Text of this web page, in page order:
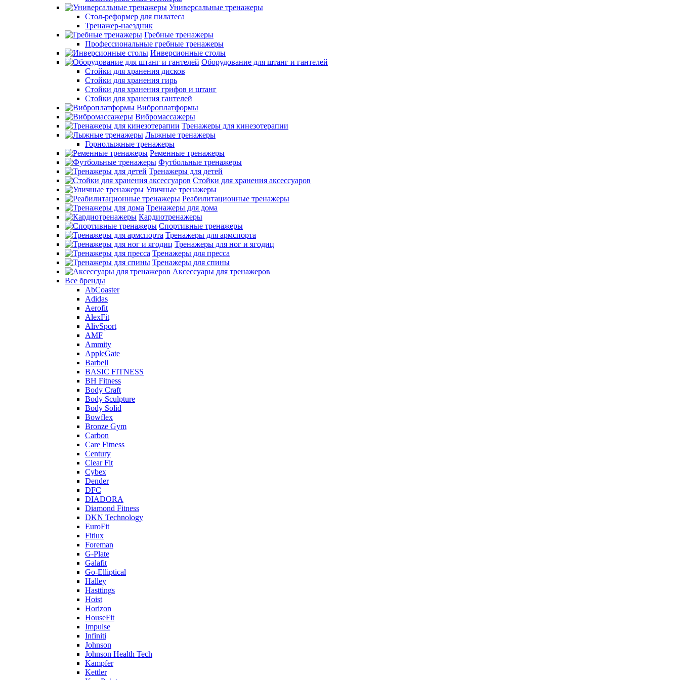
Универсальные тренажеры
Стол-реформер для пилатеса
Тренажер-наездник
Гребные тренажеры
Профессиональные гребные тренажеры
Инверсионные столы
Оборудование для штанг и гантелей
Стойки для хранения дисков
Стойки для хранения гирь
Стойки для хранения грифов и штанг
Стойки для хранения гантелей
Виброплатформы
Вибромассажеры
Тренажеры для кинезотерапии
Лыжные тренажеры
Горнолыжные тренажеры
Ременные тренажеры
Футбольные тренажеры
Тренажеры для детей
Стойки для хранения аксессуаров
Уличные тренажеры
Реабилитационные тренажеры
Тренажеры для дома
Кардиотренажеры
Спортивные тренажеры
Тренажеры для армспорта
Тренажеры для ног и ягодиц
Тренажеры для пресса
Тренажеры для спины
Аксессуары для тренажеров
Все бренды
AbCoaster
Adidas
Aerofit
AlexFit
AlivSport
AMF
Ammity
AppleGate
Barbell
BASIC FITNESS
BH Fitness
Body Craft
Body Sculpture
Body Solid
Bowflex
Bronze Gym
Carbon
Care Fitness
Century
Clear Fit
Cybex
Dender
DFC
DIADORA
Diamond Fitness
DKN Technology
EuroFit
Fitlux
Foreman
G-Plate
Galafit
Go-Elliptical
Halley
Hasttings
Hoist
Horizon
HouseFit
Impulse
Infiniti
Johnson
Johnson Health Tech
Kampfer
Kettler